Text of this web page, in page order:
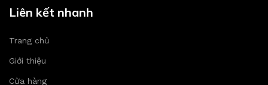
Liên kết nhanh
Trang chủ
Giới thiệu
Cửa hàng